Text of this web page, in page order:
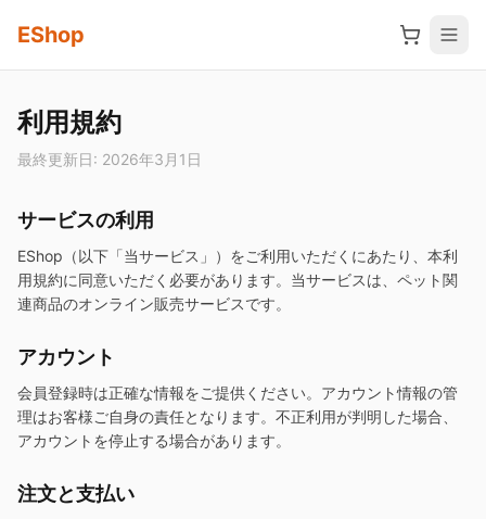
EShop
利用規約
最終更新日: 2026年3月1日
サービスの利用
EShop（以下「当サービス」）をご利用いただくにあたり、本利
用規約に同意いただく必要があります。当サービスは、ペット関
連商品のオンライン販売サービスです。
アカウント
会員登録時は正確な情報をご提供ください。アカウント情報の管
理はお客様ご自身の責任となります。不正利用が判明した場合、
アカウントを停止する場合があります。
注文と支払い